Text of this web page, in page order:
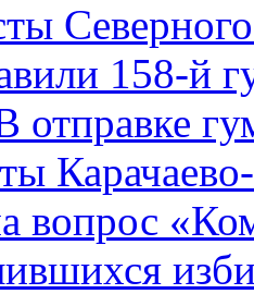
Северного
158-й
отправке
вопрос